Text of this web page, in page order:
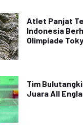
Atlet Panjat
Indonesia
Olimpiade
Tim
Juara All